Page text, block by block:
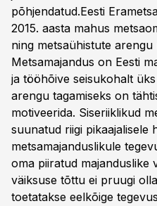
põhjendatud.Eesti
2015. aasta mahus
ning metsaühistute arengu
Metsamajandus on Eesti
ja tööhõive seisukohalt
arengu tagamiseks on
motiveerida. Siseriiklikud
suunatud riigi pikaajalisele
metsamajanduslikule
oma piiratud majanduslike
väiksuse tõttu ei pruugi
toetatakse eelkõige